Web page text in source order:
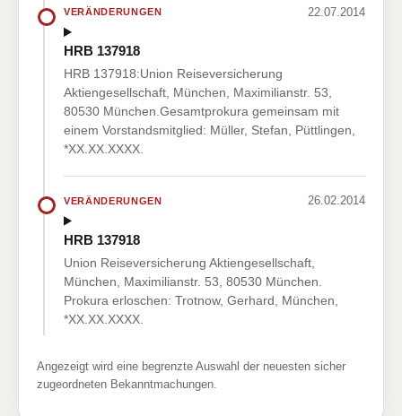
VERÄNDERUNGEN 22.07.2014
HRB 137918
HRB 137918:Union Reiseversicherung
Aktiengesellschaft, München, Maximilianstr. 53,
80530 München.Gesamtprokura gemeinsam mit
einem Vorstandsmitglied: Müller, Stefan, Püttlingen,
*XX.XX.XXXX.
VERÄNDERUNGEN 26.02.2014
HRB 137918
Union Reiseversicherung Aktiengesellschaft,
München, Maximilianstr. 53, 80530 München.
Prokura erloschen: Trotnow, Gerhard, München,
*XX.XX.XXXX.
Angezeigt wird eine begrenzte Auswahl der neuesten sicher
zugeordneten Bekanntmachungen.